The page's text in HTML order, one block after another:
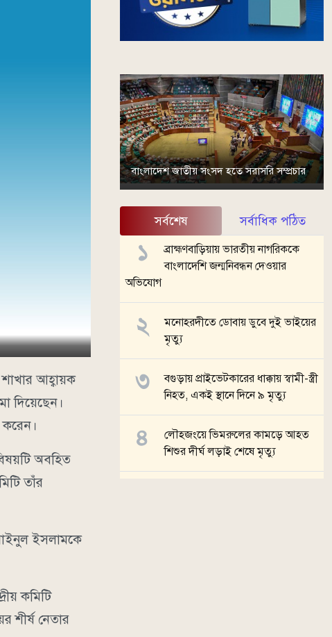
আহ্বায়ক
দিয়েছেন।
অবহিত
তাঁর
ইসলামকে
কমিটি
শীর্ষ নেতার
বাংলাদেশ জাতীয় সংসদ হতে সরাসরি সম্প্রচার
সর্বশেষ সর্বাধিক পঠিত
ব্রাহ্মণবাড়িয়ায় ভারতীয় নাগরিককে
বাংলাদেশি জন্মনিবন্ধন দেওয়ার
অভিযোগ
মনোহরদীতে ডোবায় ডুবে দুই ভাইয়ের
মৃত্যু
বগুড়ায় প্রাইভেটকারের ধাক্কায় স্বামী-স্ত্রী
নিহত, একই স্থানে দিনে ৯ মৃত্যু
লৌহজংয়ে ভিমরুলের কামড়ে আহত
শিশুর দীর্ঘ লড়াই শেষে মৃত্যু